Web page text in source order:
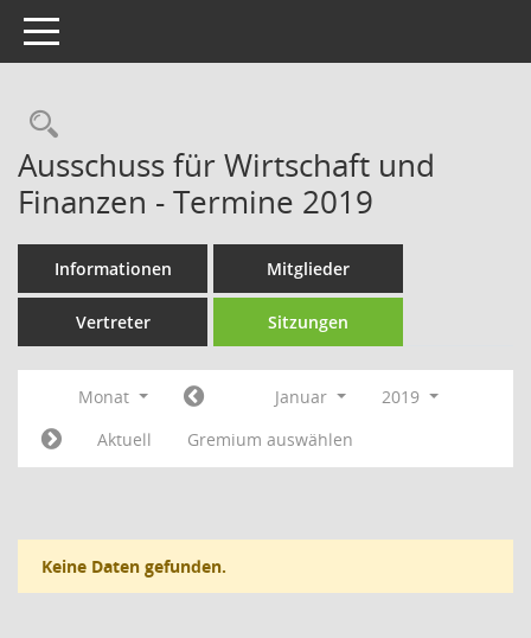
Toggle navigation
Rechercheauswahl
Ausschuss für Wirtschaft und
Finanzen - Termine 2019
Informationen Mitglieder
Vertreter Sitzungen
Monat Januar
2019
Aktuell
Gremium auswählen
Keine Daten gefunden.